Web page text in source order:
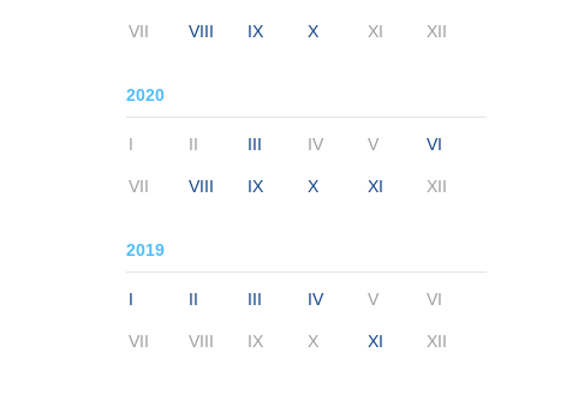
VII VIII IX X XI XII
2020
I II III IV V VI
VII VIII IX X XI XII
2019
I II III IV V VI
VII VIII IX X XI XII